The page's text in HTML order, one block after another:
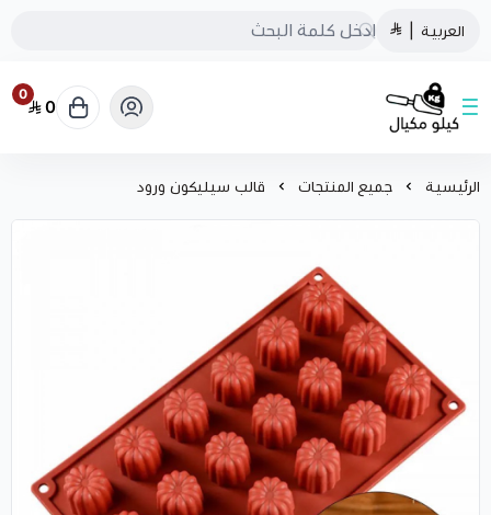
العربية
كيلو مكيال
0
0
الرئيسية جميع المنتجات قالب سيليكون ورود